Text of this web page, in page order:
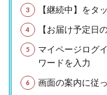
【継続中】をタ
【お届け予定日
マイページログ
ワードを入力
画面の案内に従